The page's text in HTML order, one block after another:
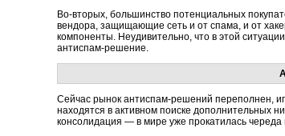
Во-вторых, большинство потенциальных
вендора, защищающие сеть и от спама, и от
компоненты. Неудивительно, что в этой
антиспам-решение.
Сейчас рынок антиспам-решений переполнен,
находятся в активном поиске дополнительных
консолидация — в мире уже прокатилась